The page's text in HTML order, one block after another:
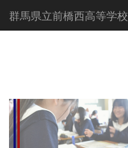
群馬県立前橋西高等学校